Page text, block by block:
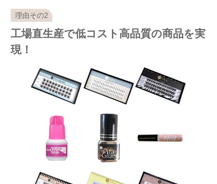
工場直生産で低コスト高品質の商品を実
現！